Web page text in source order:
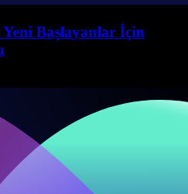
Yeni Başlayanlar İçin